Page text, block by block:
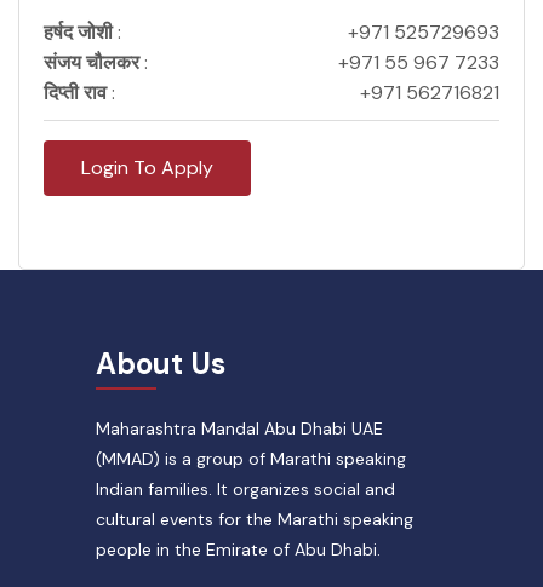
हर्षद जोशी:
+971 525729693
संजय चौलकर:
+971 55 967 7233
दिप्ती राव: +971 562716821
Login To Apply
About Us
Maharashtra Mandal Abu Dhabi UAE
(MMAD) is a group of Marathi speaking
Indian families. It organizes social and
cultural events for the Marathi speaking
people in the Emirate of Abu Dhabi.